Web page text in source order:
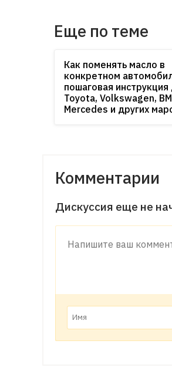
Еще по теме
Как поменять масло в
конкретном
пошаговая инструкция
Toyota, Volkswagen,
Mercedes и других
Комментарии
Дискуссия еще не